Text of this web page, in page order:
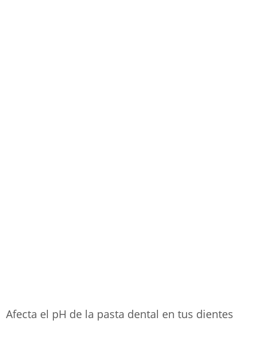
Afecta el pH de la pasta dental en tus dientes